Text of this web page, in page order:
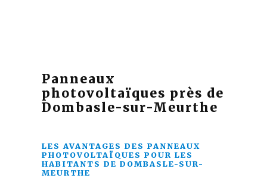
Panneaux
photovoltaïques près de
Dombasle-sur-Meurthe
LES AVANTAGES DES PANNEAUX
PHOTOVOLTAÏQUES POUR LES
HABITANTS DE DOMBASLE-SUR-
MEURTHE